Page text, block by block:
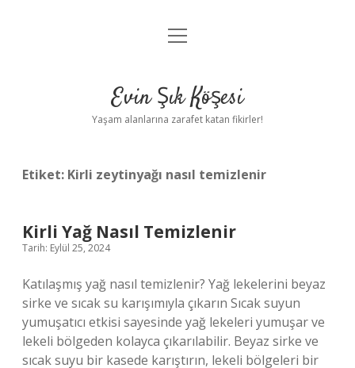
Anasayfa
Yasal Uyarı
menüyü
Evin Şık Köşesi
Yaşam alanlarına zarafet katan fikirler!
Etiket: Kirli zeytinyağı nasıl temizlenir
Kirli Yağ Nasıl Temizlenir
Tarih: Eylül 25, 2024
Katılaşmış yağ nasıl temizlenir? Yağ lekelerini beyaz
sirke ve sıcak su karışımıyla çıkarın Sıcak suyun
yumuşatıcı etkisi sayesinde yağ lekeleri yumuşar ve
lekeli bölgeden kolayca çıkarılabilir. Beyaz sirke ve
sıcak suyu bir kasede karıştırın, lekeli bölgeleri bir